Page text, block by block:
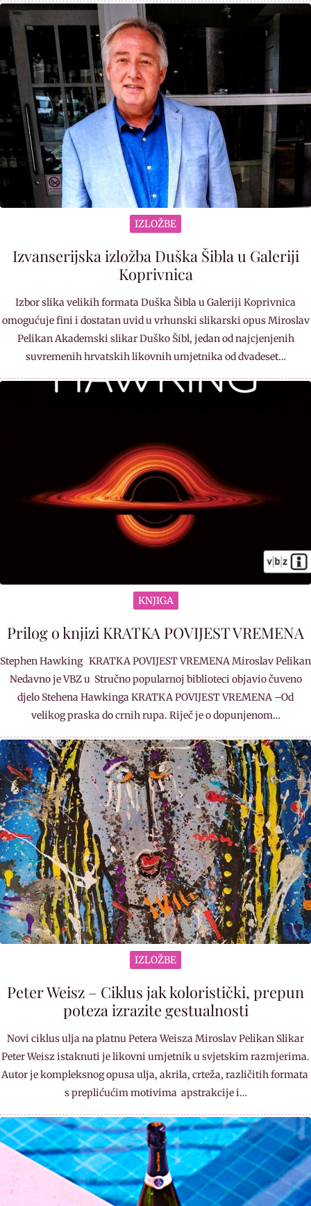
IZLOŽBE
Izvanserijska izložba Duška Šibla u Galeriji
Koprivnica
Izbor slika velikih formata Duška Šibla u Galeriji Koprivnica
omogućuje fini i dostatan uvid u vrhunski slikarski opus Miroslav
Pelikan Akademski slikar Duško Šibl, jedan od najcjenjenih
suvremenih hrvatskih likovnih umjetnika od dvadeset…
KNJIGA
Prilog o knjizi KRATKA POVIJEST VREMENA
Stephen Hawking KRATKA POVIJEST VREMENA Miroslav Pelikan
Nedavno je VBZ u Stručno popularnoj biblioteci objavio čuveno
djelo Stehena Hawkinga KRATKA POVIJEST VREMENA –Od
velikog praska do crnih rupa. Riječ je o dopunjenom…
IZLOŽBE
Peter Weisz – Ciklus jak koloristički, prepun
poteza izrazite gestualnosti
Novi ciklus ulja na platnu Petera Weisza Miroslav Pelikan Slikar
Peter Weisz istaknuti je likovni umjetnik u svjetskim razmjerima.
Autor je kompleksnog opusa ulja, akrila, crteža, različitih formata
s preplićućim motivima apstrakcije i…